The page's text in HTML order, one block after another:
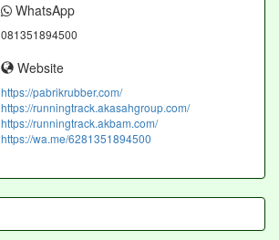
WhatsApp
081351894500
Website
https://pabrikrubber.com/
https://runningtrack.akasahgroup.com/
https://runningtrack.akbam.com/
https://wa.me/6281351894500